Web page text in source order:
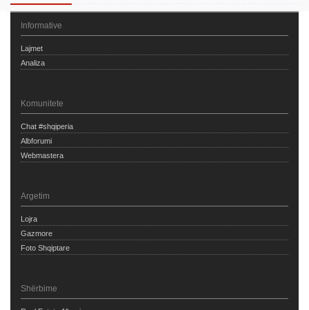
Informative
Lajmet
Analiza
Komunitete
Chat #shqiperia
Albforumi
Webmastera
Argetim
Lojra
Gazmore
Foto Shqiptare
Shërbime